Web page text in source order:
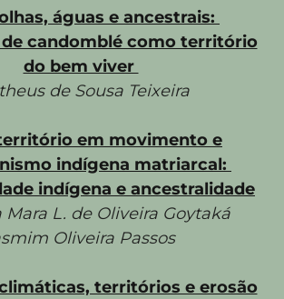
águas e ancestrais:
candomblé como território
do bem viver
de Sousa Teixeira
em movimento e
indígena matriarcal:
indígena e ancestralidade
L. de Oliveira Goytaká
Oliveira Passos
territórios e erosão